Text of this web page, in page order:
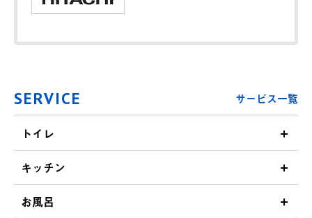
SERVICE サービス一覧
トイレ
キッチン
お風呂